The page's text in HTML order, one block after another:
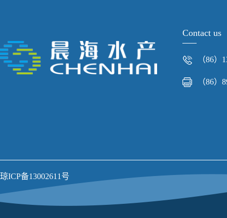
Contact us
（86）
（86）
琼ICP备13002611号